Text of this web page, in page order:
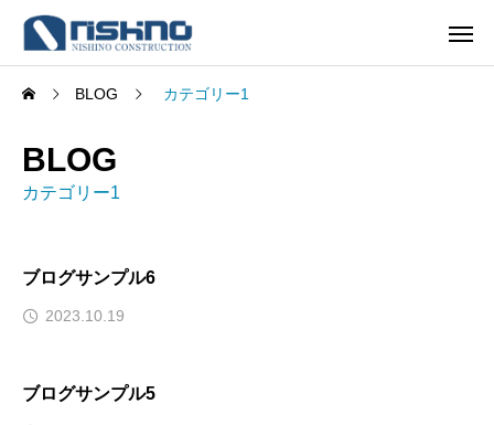
BLOG カテゴリー1
BLOG
カテゴリー1
ブログサンプル6
2023.10.19
ブログサンプル5